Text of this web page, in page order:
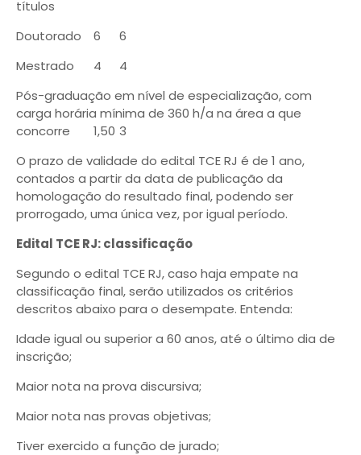
títulos
Doutorado
6
6
Mestrado
4
4
Pós-graduação em nível de especialização, com
carga horária mínima de 360 h/a na área a que
concorre
1,50 3
O prazo de validade do edital TCE RJ é de 1 ano,
contados a partir da data de publicação da
homologação do resultado final, podendo ser
prorrogado, uma única vez, por igual período.
Edital TCE RJ: classificação
Segundo o edital TCE RJ, caso haja empate na
classificação final, serão utilizados os critérios
descritos abaixo para o desempate. Entenda:
Idade igual ou superior a 60 anos, até o último dia de
inscrição;
Maior nota na prova discursiva;
Maior nota nas provas objetivas;
Tiver exercido a função de jurado;